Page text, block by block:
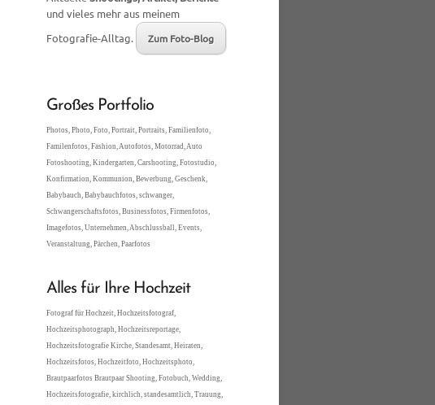
und vieles mehr aus meinem
Fotografie-Alltag.
Zum Foto-Blog
Großes Portfolio
Photos, Photo, Foto, Portrait, Portraits, Familienfoto,
Familenfotos, Fashion, Autofotos, Motorrad, Auto
Fotoshooting, Kindergarten, Carshooting, Fotostudio,
Konfirmation, Kommunion, Bewerbung, Geschenk,
Babybauch, Babybauchfotos, schwanger,
Schwangerschaftsfotos, Businessfotos, Firmenfotos,
Imagefotos, Unternehmen, Abschlussball, Events,
Veranstaltung, Pärchen, Paarfotos
Alles für Ihre Hochzeit
Fotograf für Hochzeit, Hochzeitsfotograf,
Hochzeitsphotograph, Hochzeitsreportage,
Hochzeitsfotografie Kirche, Standesamt, Heiraten,
Hochzeitsfotos, Hochzeitfoto, Hochzeitsphoto,
Brautpaarfotos Brautpaar Shooting, Fotobuch, Wedding,
Hochzeitsfotografie, kirchlich, standesamtlich, Trauung,